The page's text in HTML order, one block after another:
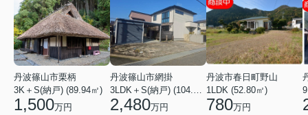
丹波篠山市栗柄
3K＋S(納戸) (89.94㎡)
1,500万円
丹波篠山市網掛
3LDK＋S(納戸) (104.34㎡)
2,480万円
丹波市春日町野山
1LDK (52.80㎡)
780万円